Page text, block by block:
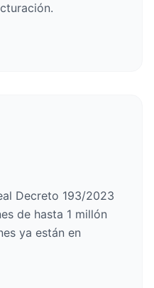
Decreto 193/2023
de hasta 1 millón
ya están en